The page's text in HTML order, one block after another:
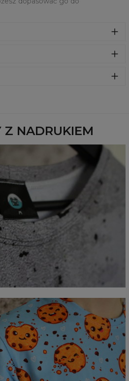
świetne dopasowanie i
w dotyku! Możesz dopasować
XS S M
67 69
47 50 53 59
18,5 19,5 20,5
Z NADRUKIEM